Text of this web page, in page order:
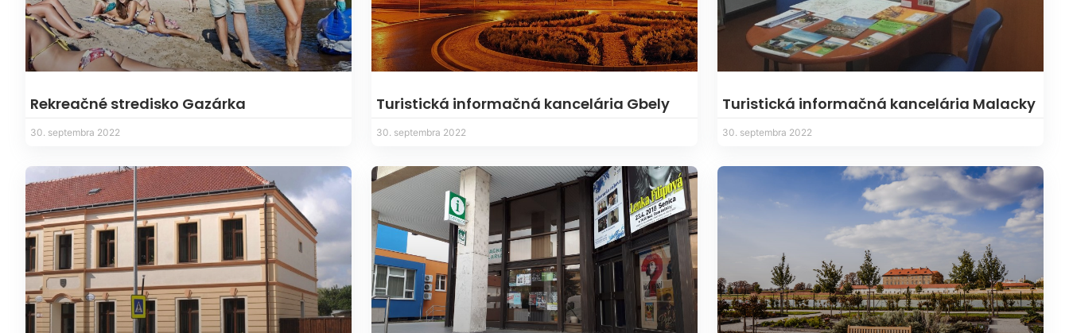
Rekreačné stredisko Gazárka
30. septembra 2022
Turistická informačná kancelária Gbely
30. septembra 2022
Turistická informačná kancelária Malacky
30. septembra 2022